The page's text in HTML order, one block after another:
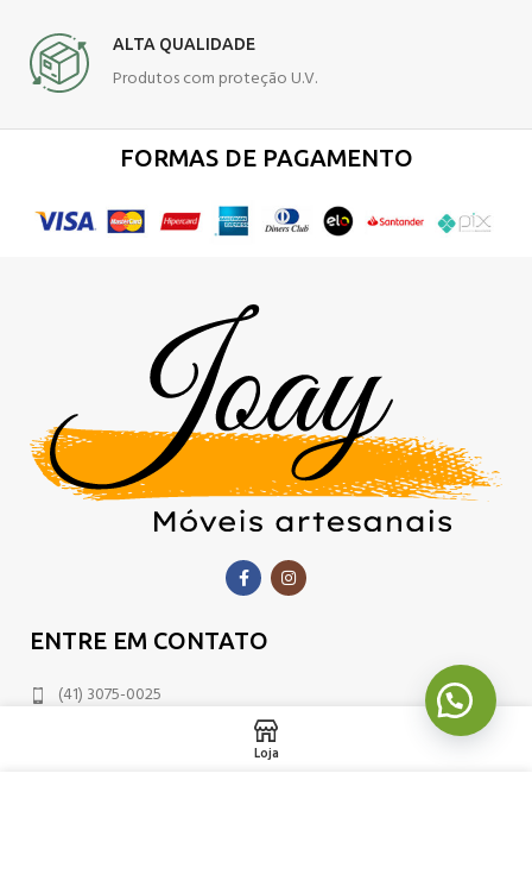
ALTA QUALIDADE
Produtos com proteção U.V.
FORMAS DE PAGAMENTO
ENTRE EM CONTATO
(41) 3075-0025
Loja